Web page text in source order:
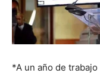
*A un año de